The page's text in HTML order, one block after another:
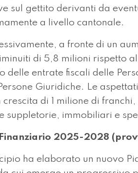
sul gettito derivanti da
a livello cantonale.
a fronte di un
di 5,8 milioni rispetto
delle entrate fiscali delle
Giuridiche. Le
crescita di 1 milione di
suppletorie, immobiliari e
2025-2028
ha elaborato un nuovo